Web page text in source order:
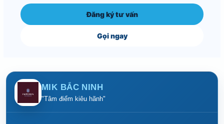
Đăng ký tư vấn
Gọi ngay
MIK BẮC NINH
"Tâm điểm kiêu hãnh"